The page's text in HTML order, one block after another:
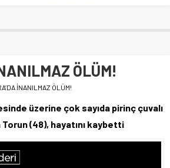
ÖLÜM!
İNANILMAZ ÖLÜM!
üzerine çok sayıda pirinç çuvalı
(48), hayatını kaybetti